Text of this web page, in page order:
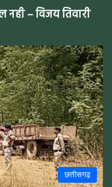
नही – विजय तिवारी
छत्तीसगढ़